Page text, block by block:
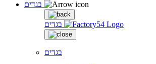
בגדים
בגדים